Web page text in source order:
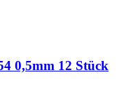
0,5mm 12 Stück